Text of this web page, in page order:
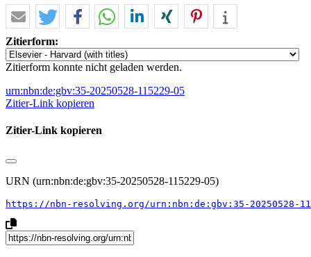
Zitierform:
Zitierform konnte nicht geladen werden.
urn:nbn:de:gbv:35-20250528-115229-05
Zitier-Link kopieren
Zitier-Link kopieren
URN (urn:nbn:de:gbv:35-20250528-115229-05)
https://nbn-resolving.org/urn:nbn:de:gbv:35-20250528-